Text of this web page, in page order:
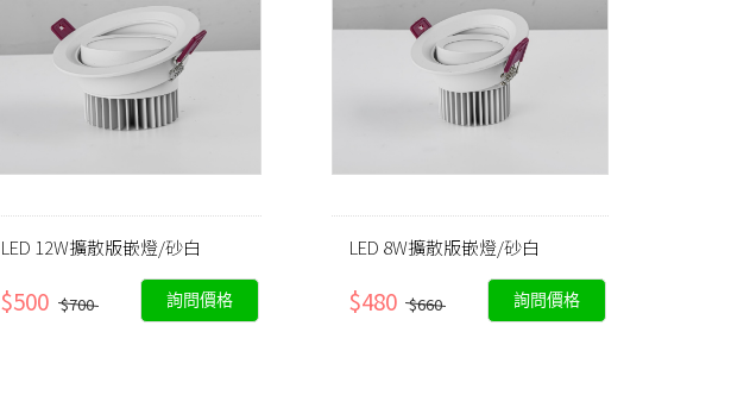
LED 12W擴散版嵌燈/砂白
$500 $700 詢問價格
LED 8W擴散版嵌燈/砂白
$480 $660 詢問價格